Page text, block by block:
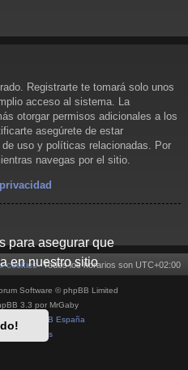
para asegurar que
en nuestro sitio
Registrarte te tomará solo unos
acceso al sistema. La
otorgar permisos adicionales a los
asegúrete de estar
uso y políticas relacionadas. Por
navegas por el sitio.
Todos los horarios son UTC+02:00
cookies
Software © phpBB Limited
3.3 por MrGaby
phpBB España
Condiciones